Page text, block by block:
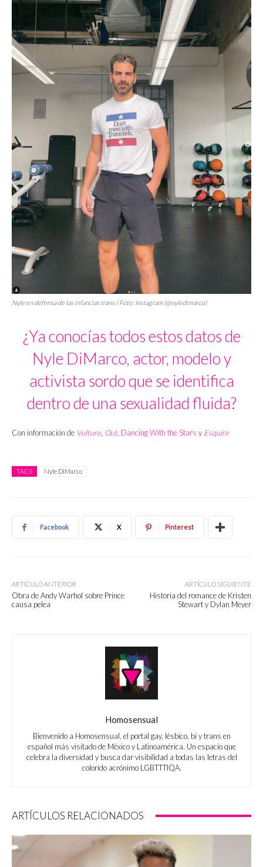
Nyle en defensa de las infancias trans / Foto: Instagram (@nyledimarco)
¿Ya conocías todos estos datos de
Nyle DiMarco, actor, modelo y
activista sordo que se identifica
dentro de una sexualidad fluida?
Con información de Vulture, Out, Dancing With the Stars y Esquire
TAGS Nyle DiMarco
Facebook X Pinterest
ARTÍCULO ANTERIOR
Obra de Andy Warhol sobre Prince
causa pelea
ARTÍCULO SIGUIENTE
Historia del romance de Kristen
Stewart y Dylan Meyer
Homosensual
Bienvenido a Homosensual, el portal gay, lésbico, bi y trans en
español más visitado de México y Latinoamérica. Un espacio que
celebra la diversidad y busca dar visibilidad a todas las letras del
colorido acrónimo LGBTTTIQA.
ARTÍCULOS RELACIONADOS